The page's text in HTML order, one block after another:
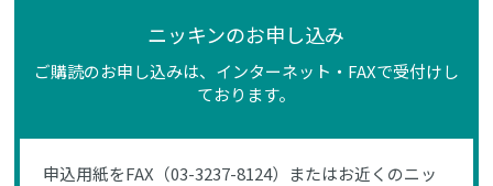
ニッキンのお申し込み
ご購読のお申し込みは、インターネット・FAXで受付けし
ております。
申込用紙をFAX（03-3237-8124）またはお近くのニッ